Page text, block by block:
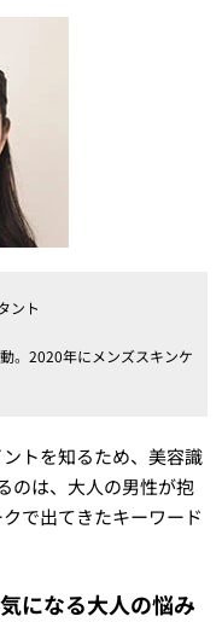
ント
。2020年にメンズスキンケ
トを知るため、美容識
のは、大人の男性が抱
で出てきたキーワード
になる大人の悩み